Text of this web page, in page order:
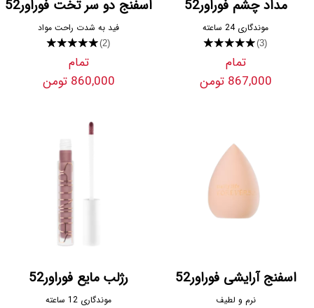
مداد چشم فوراور52
موندگاری 24 ساعته
★★★★★(3)
تمام
867,000 تومن
اسفنج دو سر تخت فوراور52
فید به شدت راحت مواد
★★★★★(2)
تمام
860,000 تومن
اسفنج آرایشی فوراور52
نرم و لطیف
رژلب مایع فوراور52
موندگاری 12 ساعته